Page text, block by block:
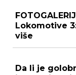
Lokomotive
više
Da li je